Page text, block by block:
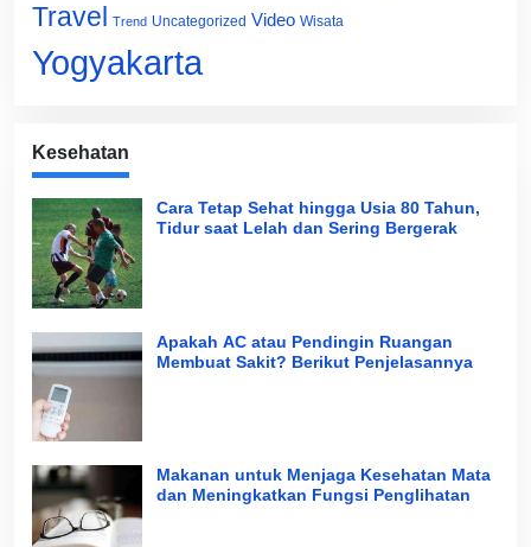
Travel Trend Uncategorized Video Wisata
Yogyakarta
Kesehatan
Cara Tetap Sehat hingga Usia 80 Tahun,
Tidur saat Lelah dan Sering Bergerak
Apakah AC atau Pendingin Ruangan
Membuat Sakit? Berikut Penjelasannya
Makanan untuk Menjaga Kesehatan Mata
dan Meningkatkan Fungsi Penglihatan